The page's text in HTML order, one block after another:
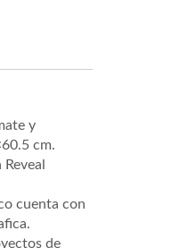
y
cm.
cuenta con
de